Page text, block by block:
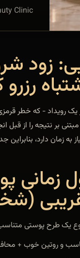
Clinic
زود
یک رویداد - که خطر
بر نتیجه را از قبل
زمان دارد، بنابراین
زمانی
و روتین خوب +